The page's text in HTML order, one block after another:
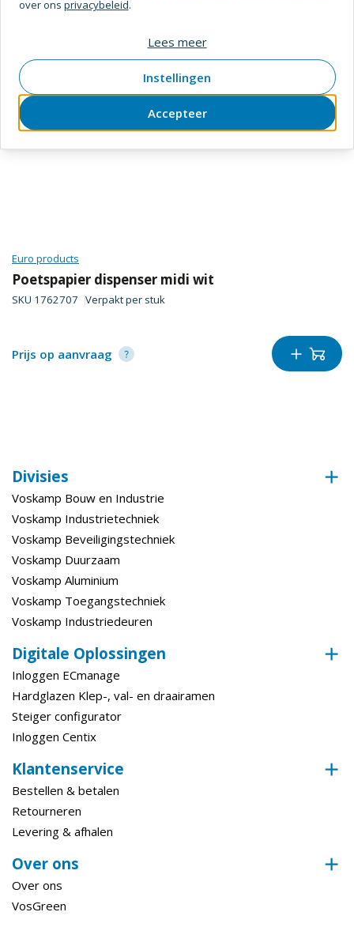
Vaak samen gekocht met
Euro products
Poetspapier dispenser midi wit
SKU 1762707 Verpakt per stuk
Prijs op aanvraag
Divisies
Voskamp Bouw en Industrie
Voskamp Industrietechniek
Voskamp Beveiligingstechniek
Voskamp Duurzaam
Voskamp Aluminium
Voskamp Toegangstechniek
Voskamp Industriedeuren
Digitale Oplossingen
Inloggen ECmanage
Hardglazen Klep-, val- en draairamen
Steiger configurator
Inloggen Centix
Klantenservice
Bestellen & betalen
Retourneren
Levering & afhalen
Over ons
Over ons
VosGreen
over ons privacybeleid.
Accepteer
Instellingen
Lees meer